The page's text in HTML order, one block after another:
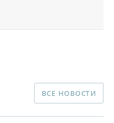
ВСЕ НОВОСТИ